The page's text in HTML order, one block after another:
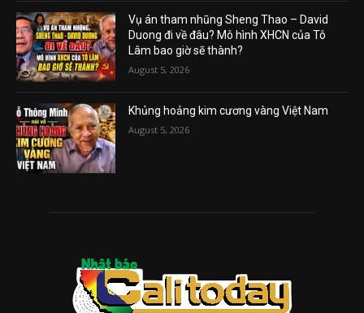
Vụ án tham nhũng Sheng Thao – David
Duong đi về đâu? Mô hình XHCN của Tô
Lâm bao giờ sẽ thành?
August 5, 2026
Khủng hoảng kim cương vàng Việt Nam
August 5, 2026